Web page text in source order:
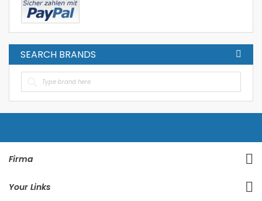
SEARCH BRANDS
Firma
Your Links